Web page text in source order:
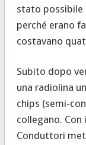
stato possibile
perché erano
costavano
Subito dopo
una radiolina
chips (semi-
collegano.
Conduttori